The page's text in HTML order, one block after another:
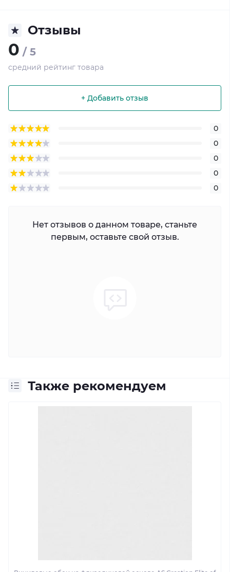
Отзывы
0 / 5
средний рейтинг товара
+ Добавить отзыв
0
0
0
0
0
Нет отзывов о данном товаре, станьте
первым, оставьте свой отзыв.
Также рекомендуем